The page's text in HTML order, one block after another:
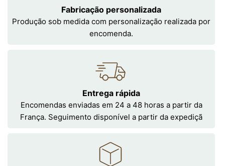
Fabricação personalizada
Produção sob medida com personalização realizada por
encomenda.
Entrega rápida
Encomendas enviadas em 24 a 48 horas a partir da
França. Seguimento disponível a partir da expediçã